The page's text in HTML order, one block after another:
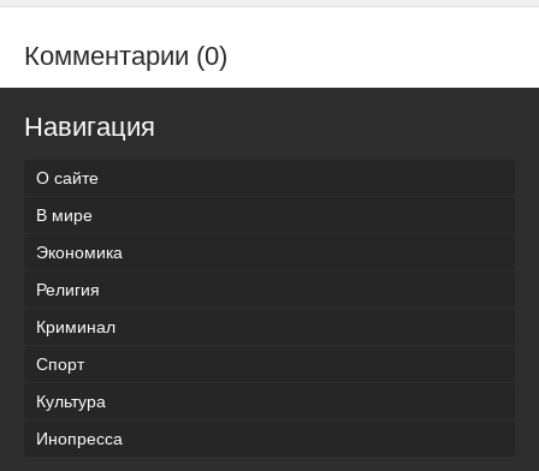
Комментарии (0)
Навигация
О сайте
В мире
Экономика
Религия
Криминал
Спорт
Культура
Инопресса